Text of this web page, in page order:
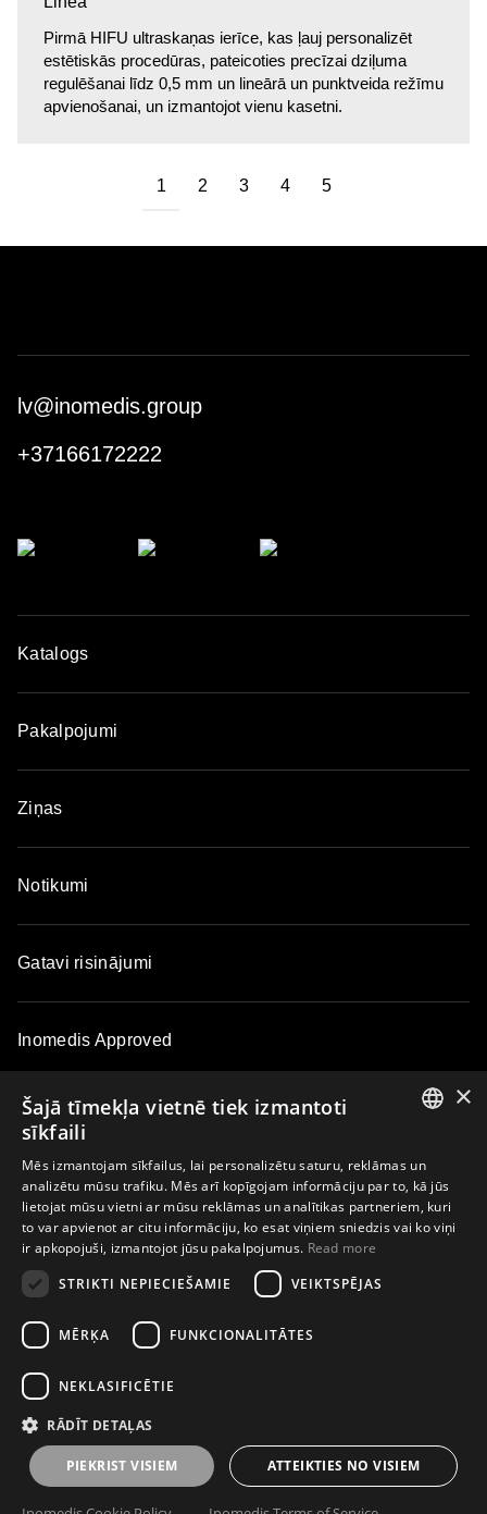
Pirmā HIFU ultraskaņas ierīce, kas ļauj personalizēt
estētiskās procedūras, pateicoties precīzai dziļuma
regulēšanai līdz 0,5 mm un lineārā un punktveida režīmu
apvienošanai, un izmantojot vienu kasetni.
1 2 3 4 5
lv@inomedis.group
+37166172222
Katalogs
Pakalpojumi
Ziņas
Notikumi
Gatavi risinājumi
Inomedis Approved
Kontakti
Par kompāniju
Abonējiet e-pasta biļetenu un pirmais uzziniet par ekskluzīviem
piedāvājumiem, ziņām, pasākumiem un meistarklasēm
Privātuma politika
LATVIAN
LITHUANIAN
×
Šajā tīmekļa vietnē tiek izmantoti
sīkfaili
Mēs izmantojam sīkfailus, lai personalizētu saturu, reklāmas un
analizētu mūsu trafiku. Mēs arī kopīgojam informāciju par to, kā jūs
lietojat mūsu vietni ar mūsu reklāmas un analītikas partneriem, kuri
to var apvienot ar citu informāciju, ko esat viņiem sniedzis vai ko viņi
ir apkopojuši, izmantojot jūsu pakalpojumus. Read more
STRIKTI NEPIECIEŠAMIE
VEIKTSPĒJAS
MĒRĶA FUNKCIONALITĀTES
NEKLASIFICĒTIE
RĀDĪT DETAĻAS
PIEKRIST VISIEM ATTEIKTIES NO VISIEM